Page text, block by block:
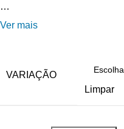
…
Ver mais
VARIAÇÃO
Limpar